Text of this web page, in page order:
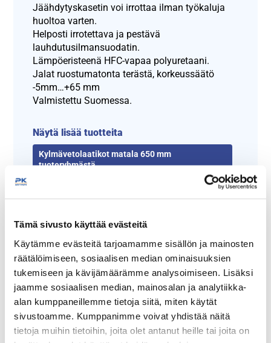
Tämä sivusto käyttää evästeitä
Käytämme evästeitä tarjoamamme sisällön ja mainosten
räätälöimiseen, sosiaalisen median ominaisuuksien
tukemiseen ja kävijämäärämme analysoimiseen. Lisäksi
jaamme sosiaalisen median, mainosalan ja analytiikka-
alan kumppaneillemme tietoja siitä, miten käytät
sivustoamme. Kumppanimme voivat yhdistää näitä
tietoja muihin tietoihin, joita olet antanut heille tai joita on
Jäähdytyskasetin voi irrottaa ilman työkaluja
huoltoa varten.
Helposti irrotettava ja pestävä
lauhdutusilmansuodatin.
Lämpöeristeenä HFC-vapaa polyuretaani.
Jalat ruostumatonta terästä, korkeussäätö
-5mm…+65 mm
Valmistettu Suomessa.
Näytä lisää tuotteita
Kylmävetolaatikot matala 650 mm
tuoteryhmästä
Tämäkin laite sopivasti
rahoituksella